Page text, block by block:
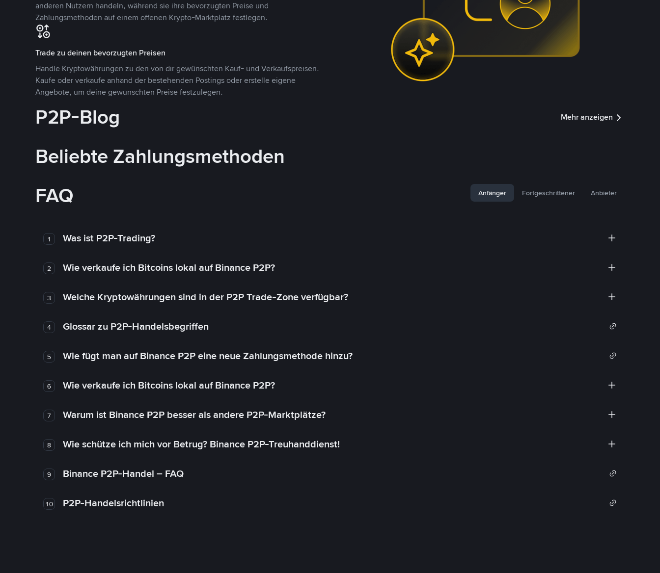
anderen Nutzern handeln, während sie ihre bevorzugten Preise und
Zahlungsmethoden auf einem offenen Krypto-Marktplatz festlegen.
Trade zu deinen bevorzugten Preisen
Handle Kryptowährungen zu den von dir gewünschten Kauf- und Verkaufspreisen.
Kaufe oder verkaufe anhand der bestehenden Postings oder erstelle eigene
Angebote, um deine gewünschten Preise festzulegen.
P2P-Blog Mehr anzeigen
Beliebte Zahlungsmethoden
FAQ
Anfänger Fortgeschrittener Anbieter
1 Was ist P2P-Trading?
2 Wie verkaufe ich Bitcoins lokal auf Binance P2P?
3 Welche Kryptowährungen sind in der P2P Trade-Zone verfügbar?
4 Glossar zu P2P-Handelsbegriffen
5 Wie fügt man auf Binance P2P eine neue Zahlungsmethode hinzu?
6 Wie verkaufe ich Bitcoins lokal auf Binance P2P?
7 Warum ist Binance P2P besser als andere P2P-Marktplätze?
8 Wie schütze ich mich vor Betrug? Binance P2P-Treuhanddienst!
9 Binance P2P-Handel – FAQ
10 P2P-Handelsrichtlinien